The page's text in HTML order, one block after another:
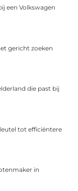
een Volkswagen
gericht zoeken
die past bij
tot efficiëntere
in